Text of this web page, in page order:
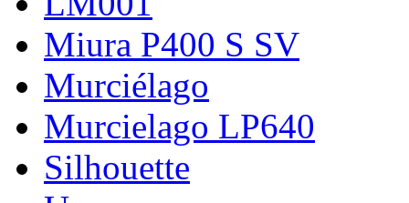
Miura P400 S SV
Murciélago
Murcielago LP640
Silhouette